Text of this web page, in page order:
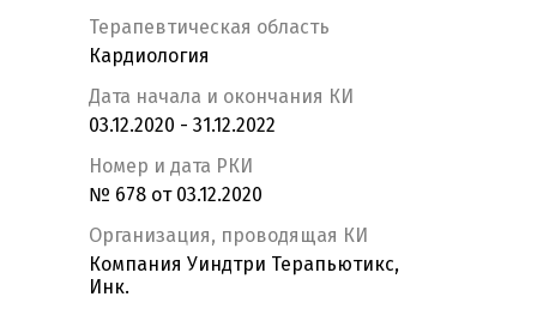
Терапевтическая область
Кардиология
Дата начала и окончания КИ
03.12.2020 - 31.12.2022
Номер и дата РКИ
№ 678 от 03.12.2020
Организация, проводящая КИ
Компания Уиндтри Терапьютикс,
Инк.